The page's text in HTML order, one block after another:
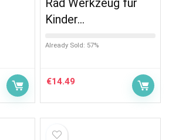
Rad Werkzeug für
Kinder…
Already Sold: 57%
€14.49